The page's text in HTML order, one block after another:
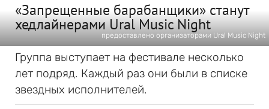
«Запрещенные барабанщики» станут
хедлайнерами Ural Music Night
предоставлено организаторами Ural Music Night
Группа выступает на фестивале несколько
лет подряд. Каждый раз они были в списке
звездных исполнителей.